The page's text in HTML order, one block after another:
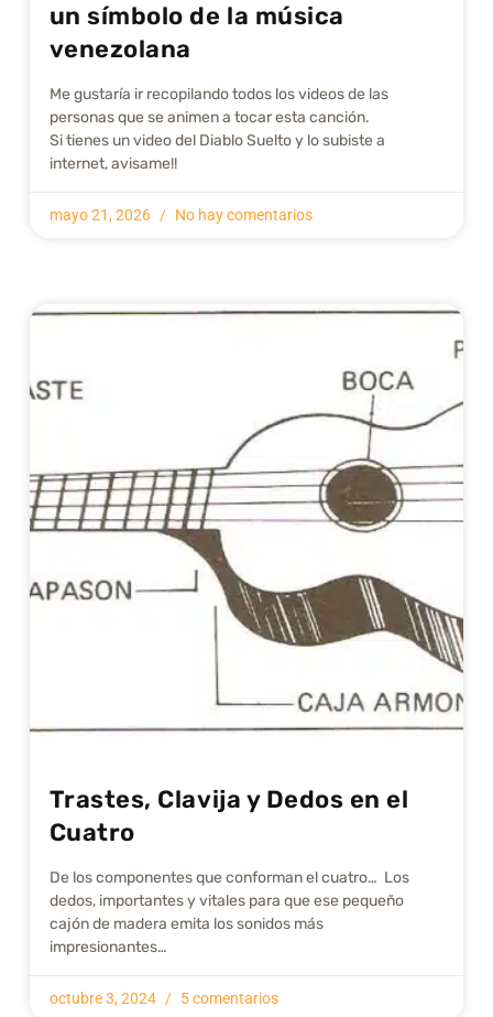
un símbolo de la música
venezolana
Me gustarí­a ir recopilando todos los videos de las
personas que se animen a tocar esta canción.
Si tienes un video del Diablo Suelto y lo subiste a
internet, avisame!!
mayo 21, 2026 No hay comentarios
Trastes, Clavija y Dedos en el
Cuatro
De los componentes que conforman el cuatro… Los
dedos, importantes y vitales para que ese pequeño
cajón de madera emita los sonidos más
impresionantes…
octubre 3, 2024 5 comentarios